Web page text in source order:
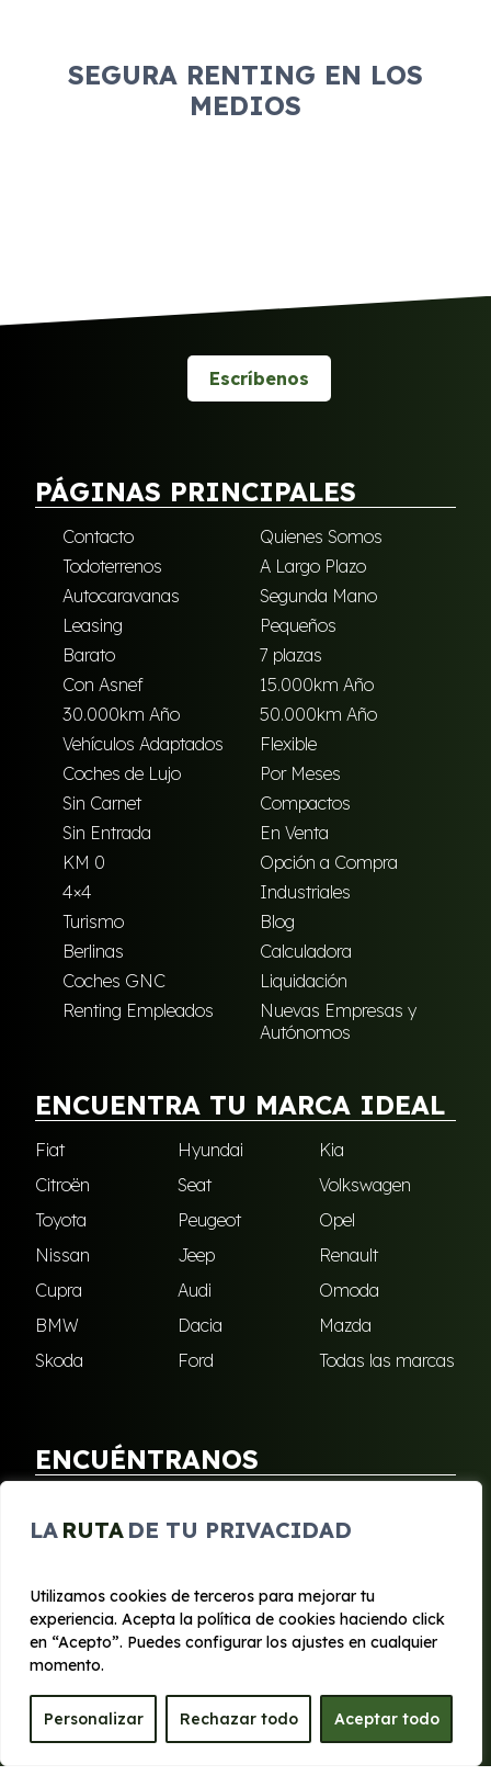
LA RUTA DE TU PRIVACIDAD
Utilizamos cookies de terceros para mejorar tu
experiencia. Acepta la política de cookies haciendo click
en “Acepto”. Puedes configurar los ajustes en cualquier
momento.
Personalizar Rechazar todo Aceptar todo
SEGURA RENTING EN LOS
MEDIOS
Escríbenos
PÁGINAS PRINCIPALES
Contacto
Quienes Somos
Todoterrenos
A Largo Plazo
Autocaravanas
Segunda Mano
Leasing
Pequeños
Barato
7 plazas
Con Asnef
15.000km Año
30.000km Año
50.000km Año
Vehículos Adaptados
Flexible
Coches de Lujo
Por Meses
Sin Carnet
Compactos
Sin Entrada
En Venta
KM 0
Opción a Compra
4×4
Industriales
Turismo
Blog
Berlinas
Calculadora
Coches GNC
Liquidación
Renting Empleados
Nuevas Empresas y
Autónomos
ENCUENTRA TU MARCA IDEAL
Fiat Hyundai
Kia
Citroën
Seat
Volkswagen
Toyota
Peugeot
Opel
Nissan
Jeep
Renault
Cupra
Audi
Omoda
BMW
Dacia
Mazda
Skoda
Ford Todas las marcas
ENCUÉNTRANOS
Sangonera Verde
Santa Cruz
© 2020 - 2026 Segura Renting
Aviso legal y Privacidad